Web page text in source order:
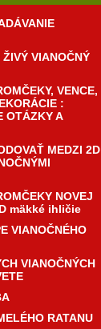
VIANOČNÝ
VENCE,
:
OTÁZKY A
MEDZI 2D
NOVEJ
mäkké ihličie
VIANOČNÉHO
VIANOČNÝCH
RATANU